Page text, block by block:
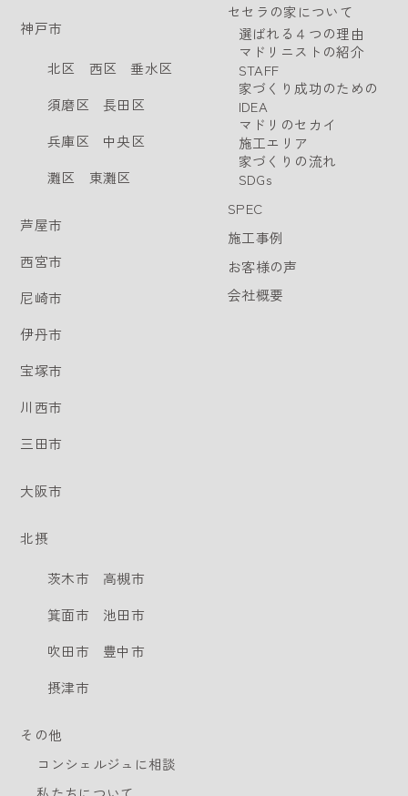
神戸市
北区 西区
垂水区
須磨区
長田区
兵庫区
中央区
灘区
東灘区
芦屋市
西宮市
尼崎市
伊丹市
宝塚市
川西市
三田市
大阪市
北摂
茨木市
高槻市
箕面市
池田市
吹田市
豊中市
摂津市
その他
コンシェルジュに相談
セセラの家について
選ばれる４つの理由
マドリニストの紹介
STAFF
家づくり成功のための
IDEA
マドリのセカイ
施工エリア
家づくりの流れ
SDGs
SPEC
施工事例
お客様の声
会社概要